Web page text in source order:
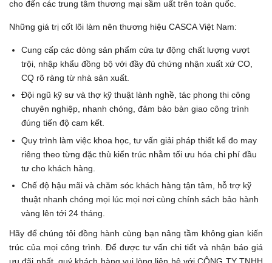
cho đến các trung tâm thương mại sầm uất trên toàn quốc.
Những giá trị cốt lõi làm nên thương hiệu CASCA Việt Nam:
Cung cấp các dòng sản phẩm cửa tự động chất lượng vượt
trội, nhập khẩu đồng bộ với đầy đủ chứng nhận xuất xứ CO,
CQ rõ ràng từ nhà sản xuất.
Đội ngũ kỹ sư và thợ kỹ thuật lành nghề, tác phong thi công
chuyên nghiệp, nhanh chóng, đảm bảo bàn giao công trình
đúng tiến độ cam kết.
Quy trình làm việc khoa học, tư vấn giải pháp thiết kế đo may
riêng theo từng đặc thù kiến trúc nhằm tối ưu hóa chi phí đầu
tư cho khách hàng.
Chế độ hậu mãi và chăm sóc khách hàng tận tâm, hỗ trợ kỹ
thuật nhanh chóng mọi lúc mọi nơi cùng chính sách bảo hành
vàng lên tới 24 tháng.
Hãy để chúng tôi đồng hành cùng bạn nâng tầm không gian kiến
trúc của mọi công trình. Để được tư vấn chi tiết và nhận báo giá